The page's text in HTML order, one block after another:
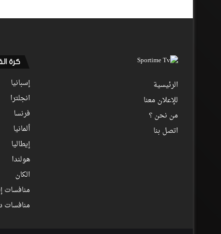
الرئيسية
للإعلان معنا
من نحن ؟
اتصل بنا
كرة
إسبانيا
انجلترا
فرنسا
ألمانيا
إيطاليا
هولندا
الكان
منافسات
منافسات